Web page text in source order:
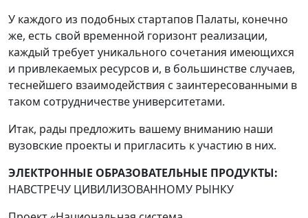
У каждого из подобных стартапов Палаты, конечно
же, есть свой временной горизонт реализации,
каждый требует уникального сочетания имеющихся
и привлекаемых ресурсов и, в большинстве случаев,
теснейшего взаимодействия с заинтересованными в
таком сотрудничестве университетами.
Итак, рады предложить вашему вниманию наши
вузовские проекты и пригласить к участию в них.
ЭЛЕКТРОННЫЕ ОБРАЗОВАТЕЛЬНЫЕ ПРОДУКТЫ:
НАВСТРЕЧУ ЦИВИЛИЗОВАННОМУ РЫНКУ